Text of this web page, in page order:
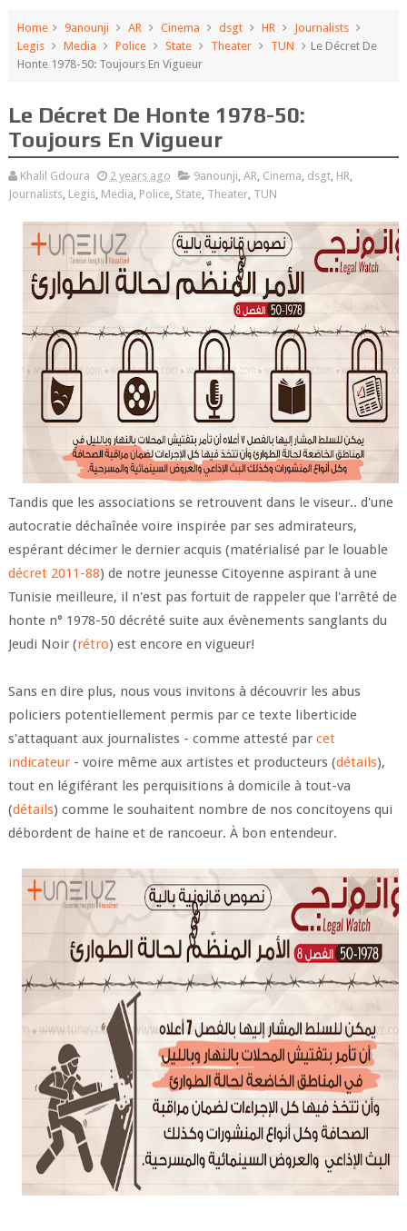
Home 9anounji AR Cinema dsgt HR
Journalists
Legis
Media Police State Theater TUN
Le Décret De
Honte 1978-50: Toujours En Vigueur
Le Décret De Honte 1978-50:
Toujours En Vigueur
Khalil Gdoura 2 years ago 9anounji, AR, Cinema, dsgt, HR,
Journalists, Legis, Media, Police, State, Theater, TUN
Tandis que les associations se retrouvent dans le viseur.. d'une
autocratie déchaînée voire inspirée par ses admirateurs,
espérant décimer le dernier acquis (matérialisé par le louable
décret 2011-88) de notre jeunesse Citoyenne aspirant à une
Tunisie meilleure, il n'est pas fortuit de rappeler que l'arrêté de
honte n° 1978-50 décrété suite aux évènements sanglants du
Jeudi Noir (rétro) est encore en vigueur!
Sans en dire plus, nous vous invitons à découvrir les abus
policiers potentiellement permis par ce texte liberticide
s'attaquant aux journalistes - comme attesté par cet
indicateur- voire même aux artistes et producteurs (détails),
tout en légiférant les perquisitions à domicile à tout-va
(détails) comme le souhaitent nombre de nos concitoyens qui
débordent de haine et de rancoeur. À bon entendeur.